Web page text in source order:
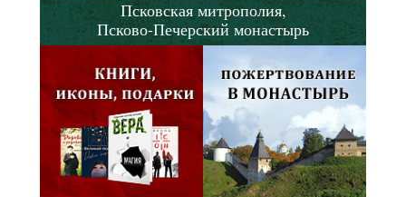
Псковская митрополия,
Псково-Печерский монастырь